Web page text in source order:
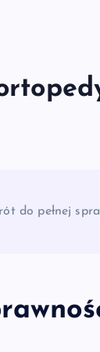
do pełnej